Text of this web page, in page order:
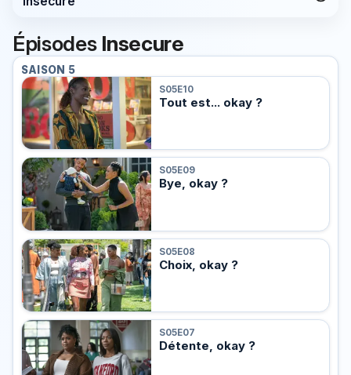
Épisodes Insecure
SAISON 5
S05E10
Tout est... okay ?
S05E09
Bye, okay ?
S05E08
Choix, okay ?
S05E07
Détente, okay ?